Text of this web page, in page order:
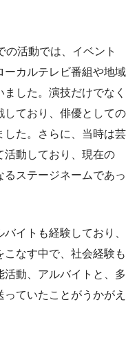
活動では、イベント
ーカルテレビ番組や地域
した。演技だけでなく
しており、俳優としての
した。さらに、当時は芸
活動しており、現在の
るステージネームであっ
イトも経験しており、
なす中で、社会経験も
動、アルバイトと、多
ていたことがうかがえ